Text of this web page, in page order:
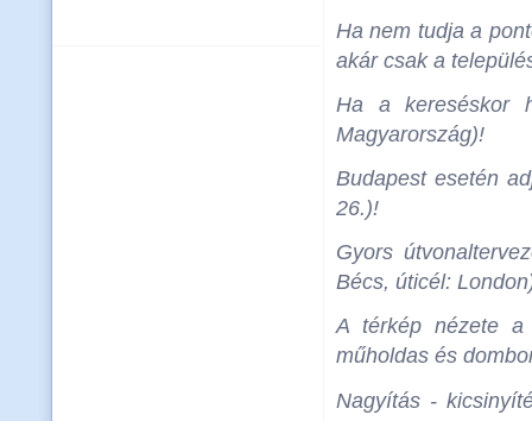
Ha nem tudja a
akár csak a
Ha a kereséskor
Magyarország)!
Budapest esetén
26.)!
Gyors
Bécs, úticél:
A térkép nézete a
műholdas és
Nagyítás -